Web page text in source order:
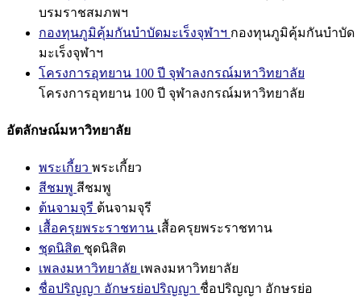
บรมราชสมภพฯ
กองทุนภูมิคุ้มกันบำบัดมะเร็งจุฬาฯ กองทุนภูมิคุ้มกันบำบัด
มะเร็งจุฬาฯ
โครงการอุทยาน 100 ปี จุฬาลงกรณ์มหาวิทยาลัย
โครงการอุทยาน 100 ปี จุฬาลงกรณ์มหาวิทยาลัย
อัตลักษณ์มหาวิทยาลัย
พระเกี้ยว พระเกี้ยว
สีชมพู สีชมพู
ต้นจามจุรี ต้นจามจุรี
เสื้อครุยพระราชทาน เสื้อครุยพระราชทาน
ชุดนิสิต ชุดนิสิต
เพลงมหาวิทยาลัย เพลงมหาวิทยาลัย
ชื่อปริญญา อักษรย่อปริญญา ชื่อปริญญา อักษรย่อ